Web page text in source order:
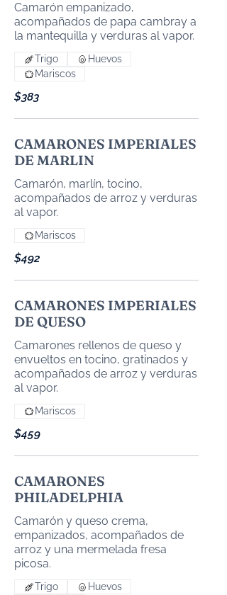
Camarón empanizado,
acompañados de papa cambray a
la mantequilla y verduras al vapor.
$383
Trigo
Huevos
Mariscos
CAMARONES IMPERIALES
DE MARLIN
Camarón, marlín, tocino,
acompañados de arroz y verduras
$492
Mariscos
CAMARONES IMPERIALES
DE QUESO
Camarones rellenos de queso y
envueltos en tocino, gratinados y
acompañados de arroz y verduras
al vapor.
$459
Mariscos
CAMARONES
PHILADELPHIA
Camarón y queso crema,
empanizados, acompañados de
arroz y una mermelada fresa
Trigo
Huevos